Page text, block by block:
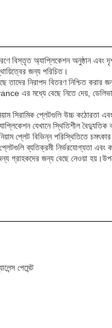
বিস্তৃত অ্যাপ্লিকেশন অনুষ্ঠান
জন্য পরিচিত।
তাদের নিরাপদ বিতরণ নিশ্চিত
এর মধ্যে বেছে নিতে দেয়,
সিরামিক প্লেটগুলি উচ্চ কঠোরতা
যেখানে স্থিতিশীল বৈদ্যুতিক
প্লেট বিভিন্ন পরিস্থিতিতে
ব্যতিক্রমী নির্ভরযোগ্যতা এবং
গ্রাহকদের জন্য বেছে নেওয়া
পেমেন্ট